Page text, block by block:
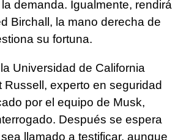
demanda. Igualmente, rendirá
Birchall, la mano derecha de
su fortuna.
Universidad de California
Russell, experto en seguridad
por el equipo de Musk,
Después se espera
llamado a testificar, aunque